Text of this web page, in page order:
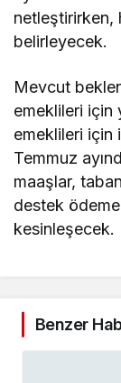
netleştirirken,
belirleyecek.
Mevcut
emeklileri için
emeklileri için
Temmuz
maaşlar,
destek
kesinleşecek.
Benzer